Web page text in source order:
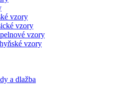
vzory
vzory
vzory
vzory
a dlažba